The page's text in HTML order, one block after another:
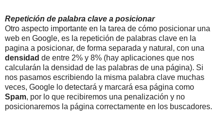
Repetición de palabra clave a posicionar
Otro aspecto importante en la tarea de cómo posicionar una
web en Google, es la repetición de palabras clave en la
pagina a posicionar, de forma separada y natural, con una
densidad de entre 2% y 8% (hay aplicaciones que nos
calcularán la densidad de las palabras de una página). Si
nos pasamos escribiendo la misma palabra clave muchas
veces, Google lo detectará y marcará esa página como
Spam, por lo que recibiremos una penalización y no
posicionaremos la página correctamente en los buscadores.